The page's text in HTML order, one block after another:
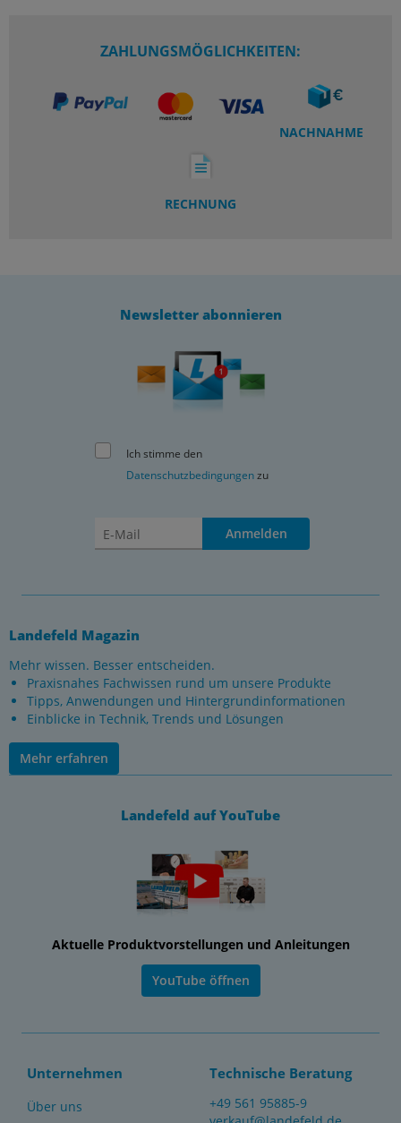
ZAHLUNGSMÖGLICHKEITEN:
NACHNAHME
RECHNUNG
Newsletter abonnieren
Ich stimme den
Datenschutzbedingungenzu
Anmelden
Landefeld Magazin
Mehr wissen. Besser entscheiden.
Praxisnahes Fachwissen rund um unsere Produkte
Tipps, Anwendungen und Hintergrundinformationen
Einblicke in Technik, Trends und Lösungen
Mehr erfahren
Landefeld auf YouTube
Aktuelle Produktvorstellungen und Anleitungen
YouTube öffnen
Unternehmen
Über uns
Technische Beratung
+49 561 95885-9